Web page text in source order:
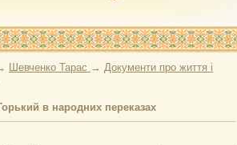
Шевченко Тарас → Документи про життя і
в народних переказах